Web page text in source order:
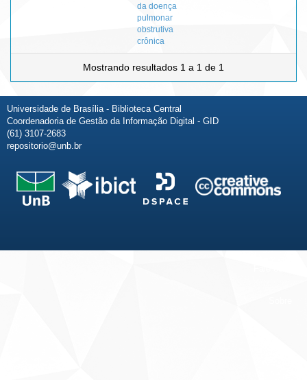
da doença
pulmonar
obstrutiva
crônica
Mostrando resultados 1 a 1 de 1
Universidade de Brasília - Biblioteca Central
Coordenadoria de Gestão da Informação Digital - GID
(61) 3107-2683
repositorio@unb.br